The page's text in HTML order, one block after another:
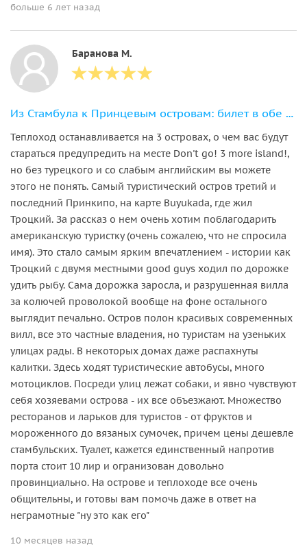
больше 6 лет назад
Баранова М.
Из Стамбула к Принцевым островам: билет в обе стороны с аудиогидом
Теплоход останавливается на 3 островах, о чем вас будут
стараться предупредить на месте Don't go! 3 more island!,
но без турецкого и со слабым английским вы можете
этого не понять. Самый туристический остров третий и
последний Принкипо, на карте Buyukada, где жил
Троцкий. За рассказ о нем очень хотим поблагодарить
американскую туристку (очень сожалею, что не спросила
имя). Это стало самым ярким впечатлением - истории как
Троцкий с двумя местными good guys ходил по дорожке
удить рыбу. Сама дорожка заросла, и разрушенная вилла
за колючей проволокой вообще на фоне остального
выглядит печально. Остров полон красивых современных
вилл, все это частные владения, но туристам на узеньких
улицах рады. В некоторых домах даже распахнуты
калитки. Здесь ходят туристические автобусы, много
мотоциклов. Посреди улиц лежат собаки, и явно чувствуют
себя хозяевами острова - их все объезжают. Множество
ресторанов и ларьков для туристов - от фруктов и
мороженного до вязаных сумочек, причем цены дешевле
стамбульских. Туалет, кажется единственный напротив
порта стоит 10 лир и огранизован довольно
провинциально. На острове и теплоходе все очень
общительны, и готовы вам помочь даже в ответ на
неграмотные "ну это как его"
10 месяцев назад